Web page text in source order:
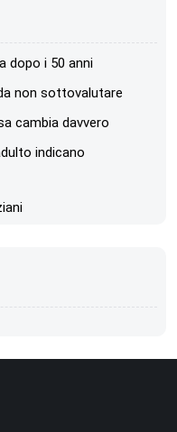
dopo i 50 anni
non sottovalutare
cambia davvero
indicano